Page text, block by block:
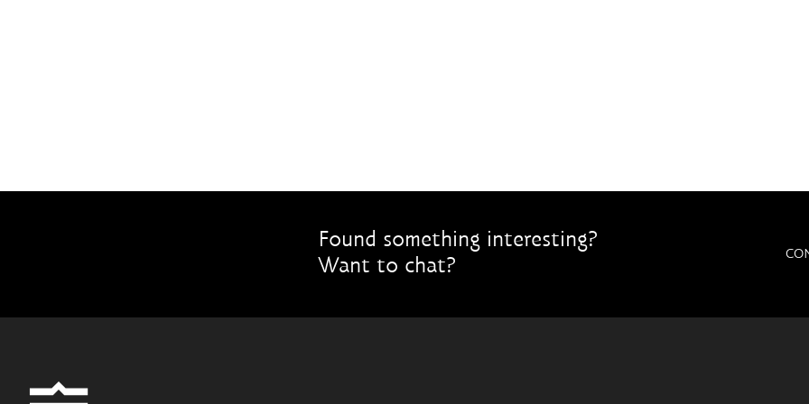
Found something interesting?
Want to chat?